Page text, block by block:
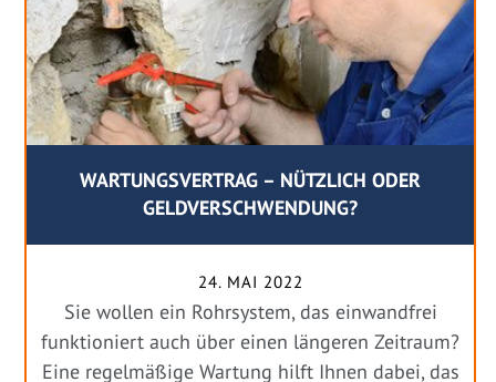
WARTUNGSVERTRAG – NÜTZLICH ODER
GELDVERSCHWENDUNG?
24. MAI 2022
Sie wollen ein Rohrsystem, das einwandfrei
funktioniert auch über einen längeren Zeitraum?
Eine regelmäßige Wartung hilft Ihnen dabei, das